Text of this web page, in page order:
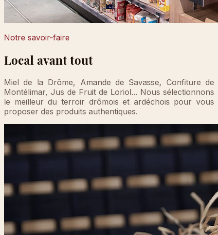
Notre savoir-faire
Local avant tout
Miel de la Drôme, Amande de Savasse, Confiture de
Montélimar, Jus de Fruit de Loriol... Nous sélectionnons
le meilleur du terroir drômois et ardéchois pour vous
proposer des produits authentiques.